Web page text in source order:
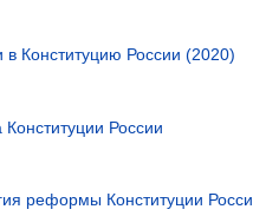
в Конституцию России (2020)
России
реформы Конституции